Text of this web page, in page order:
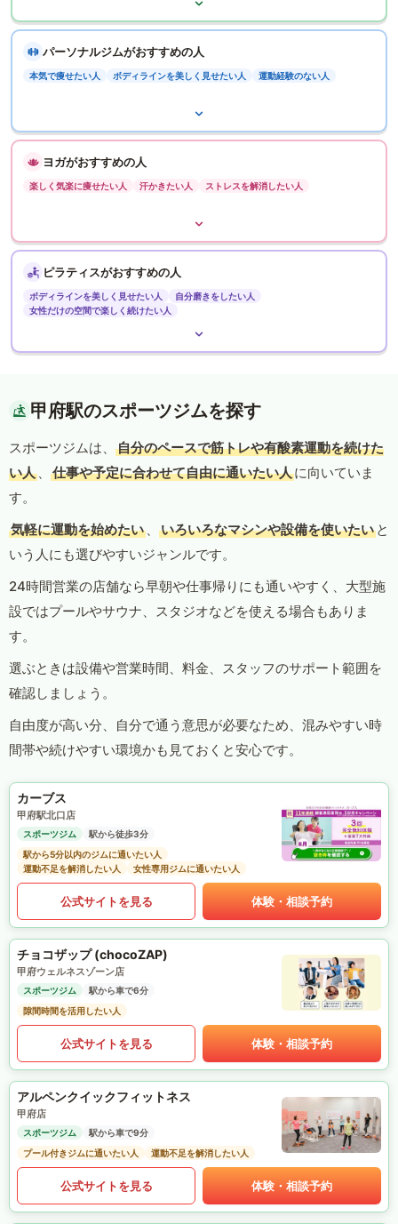
パーソナルジムがおすすめの人
本気で痩せたい人 ボディラインを美しく見せたい人 運動経験のない人
ヨガがおすすめの人
楽しく気楽に痩せたい人 汗かきたい人 ストレスを解消したい人
ピラティスがおすすめの人
ボディラインを美しく見せたい人
自分磨きをしたい人
女性だけの空間で楽しく続けたい人
甲府駅のスポーツジムを探す
スポーツジムは、
自分のペースで筋トレや有酸素運動を続けた
い人 、 仕事や予定に合わせて自由に通いたい人に向いていま
す。
気軽に運動を始めたい 、 いろいろなマシンや設備を使いたい と
いう人にも選びやすいジャンルです。
24時間営業の店舗なら早朝や仕事帰りにも通いやすく、大型施
設ではプールやサウナ、スタジオなどを使える場合もありま
す。
選ぶときは設備や営業時間、料金、スタッフのサポート範囲を
確認しましょう。
自由度が高い分、自分で通う意思が必要なため、混みやすい時
間帯や続けやすい環境かも見ておくと安心です。
カーブス
甲府駅北口店
スポーツジム
駅から徒歩3分
駅から5分以内のジムに通いたい人
運動不足を解消したい人
女性専用ジムに通いたい人
公式サイトを見る 体験・相談予約
チョコザップ (chocoZAP)
甲府ウェルネスゾーン店
スポーツジム
駅から車で6分
隙間時間を活用したい人
公式サイトを見る 体験・相談予約
アルペンクイックフィットネス
甲府店
スポーツジム
駅から車で9分
プール付きジムに通いたい人
運動不足を解消したい人
公式サイトを見る 体験・相談予約